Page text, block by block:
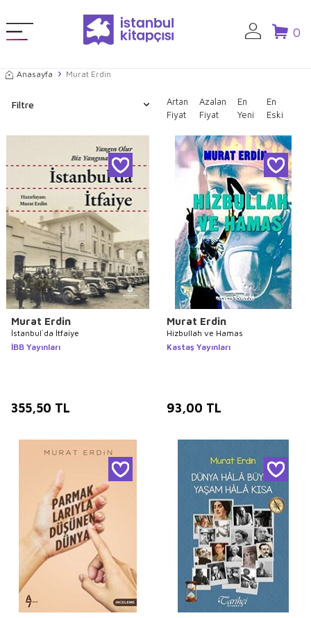
0
Anasayfa Murat Erdin
Filtre
Artan
Fiyat
Azalan
Fiyat
En
Yeni
En
Eski
Murat Erdin
İstanbul`da İtfaiye
İBB Yayınları
355,50 TL
Murat Erdin
Hizbullah ve Hamas
Kastaş Yayınları
93,00 TL